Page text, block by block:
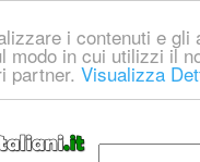
i contenuti e
modo in cui utilizzi il
partner. Visualizza